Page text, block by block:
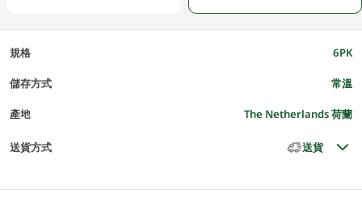
規格 6PK
儲存方式 常溫
產地 The Netherlands 荷蘭
送貨方式 送貨